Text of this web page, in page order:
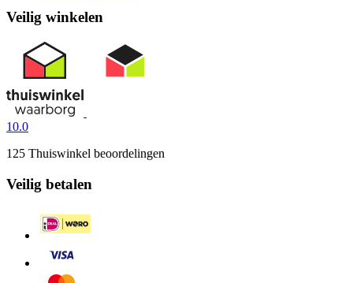
Veilig winkelen
10.0
125 Thuiswinkel beoordelingen
Veilig betalen